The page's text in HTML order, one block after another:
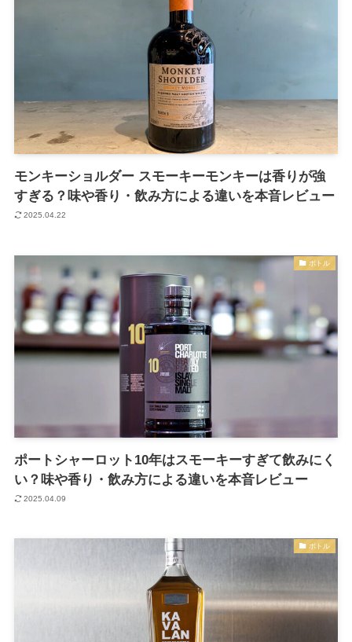
モンキーショルダー スモーキーモンキーは香りが強
すぎる？味や香り・飲み方による違いを本音レビュー
2025.04.22
ボトル
ポートシャーロット10年はスモーキーすぎて飲みにく
い？味や香り・飲み方による違いを本音レビュー
2025.04.09
ボトル